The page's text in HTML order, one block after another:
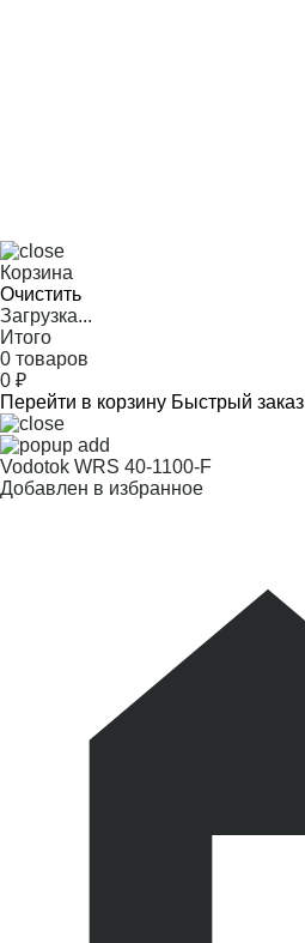
Корзина
Очистить
Загрузка...
Итого
0 товаров
0 ₽
Перейти в корзину Быстрый заказ
Vodotok WRS 40-1100-F
Добавлен в избранное